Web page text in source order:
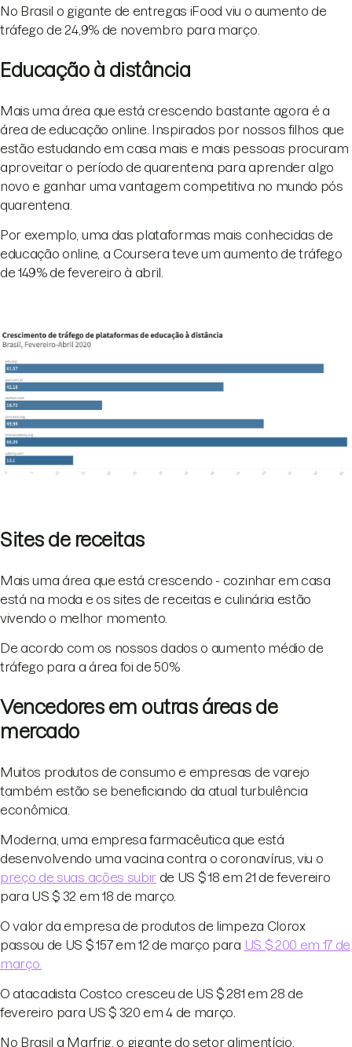
No Brasil o gigante de entregas iFood viu o aumento de
tráfego de 24,9% de novembro para março.
Educação à distância
Mais uma área que está crescendo bastante agora é a
área de educação online. Inspirados por nossos filhos que
estão estudando em casa mais e mais pessoas procuram
aproveitar o período de quarentena para aprender algo
novo e ganhar uma vantagem competitiva no mundo pós
quarentena.
Por exemplo, uma das plataformas mais conhecidas de
educação online, a Coursera teve um aumento de tráfego
de 149% de fevereiro à abril.
Sites de receitas
Mais uma área que está crescendo - cozinhar em casa
está na moda e os sites de receitas e culinária estão
vivendo o melhor momento.
De acordo com os nossos dados o aumento médio de
tráfego para a área foi de 50%
Vencedores em outras áreas de
mercado
Muitos produtos de consumo e empresas de varejo
também estão se beneficiando da atual turbulência
econômica.
Moderna, uma empresa farmacêutica que está
desenvolvendo uma vacina contra o coronavírus, viu o
preço de suas ações subir de US $ 18 em 21 de fevereiro
para US $ 32 em 18 de março.
O valor da empresa de produtos de limpeza Clorox
passou de US $ 157 em 12 de março para US $ 200 em 17 de
março.
O atacadista Costco cresceu de US $ 281 em 28 de
fevereiro para US $ 320 em 4 de março.
No Brasil a Marfrig, o gigante do setor alimentício,